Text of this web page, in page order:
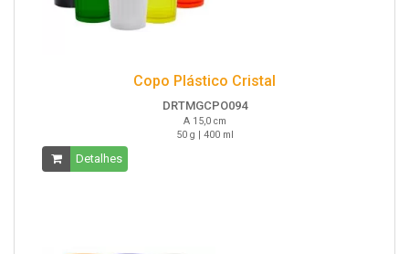
Copo Plástico Cristal
DRTMGCPO094
A 15,0 cm
50 g | 400 ml
Detalhes